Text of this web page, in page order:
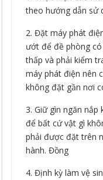
theo hướng dẫn sử
2. Đặt máy phát
ướt để đề phòng
thấp và phải kiểm
máy phát điện nên
không đặt gần nơi
3. Giữ gìn ngăn
để bất cứ vật gì
phải được đặt trên
hành. Đồng
4. Định kỳ làm vệ